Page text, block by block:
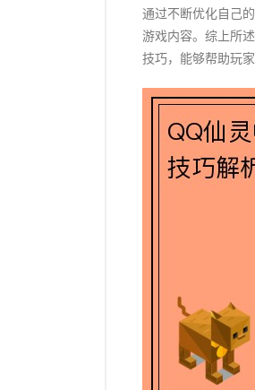
通过不断优化自己
游戏内容。综上所
技巧，能够帮助玩